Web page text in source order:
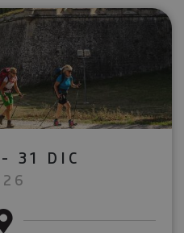
31 DIC